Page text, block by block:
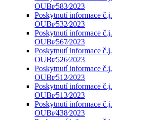
OUBr⁄583⁄2023
Poskytnutí informace č.j.
OUBr⁄532⁄2023
Poskytnutí informace č.j.
OUBr⁄567⁄2023
Poskytnutí informace č.j.
OUBr⁄526⁄2023
Poskytnutí informace č.j.
OUBr⁄512⁄2023
Poskytnutí informace č.j.
OUBr⁄513⁄2023
Poskytnutí informace č.j.
OUBr⁄438⁄2023